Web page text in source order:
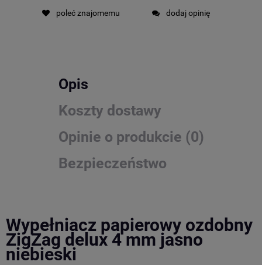
poleć znajomemu dodaj opinię
Opis
Koszty dostawy
Opinie o produkcie (0)
Bezpieczeństwo
Wypełniacz papierowy ozdobny
ZigZag delux 4 mm jasno
niebieski